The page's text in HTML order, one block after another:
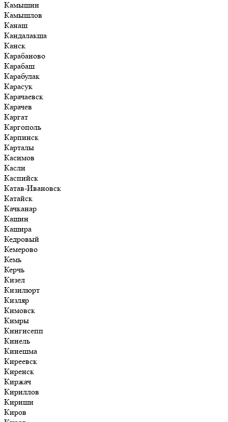
Камышин
Камышлов
Канаш
Кандалакша
Канск
Карабаново
Карабаш
Карабулак
Карасук
Карачаевск
Карачев
Каргат
Каргополь
Карпинск
Карталы
Касимов
Касли
Каспийск
Катав-Ивановск
Катайск
Качканар
Кашин
Кашира
Кедровый
Кемерово
Кемь
Керчь
Кизел
Кизилюрт
Кизляр
Кимовск
Кимры
Кингисепп
Кинель
Кинешма
Киреевск
Киренск
Киржач
Кириллов
Кириши
Киров